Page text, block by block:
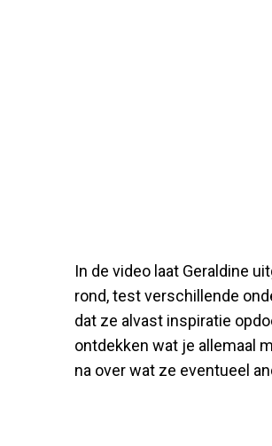
In de video laat Geraldine
rond, test verschillende
dat ze alvast inspiratie
ontdekken wat je allemaal
na over wat ze eventueel